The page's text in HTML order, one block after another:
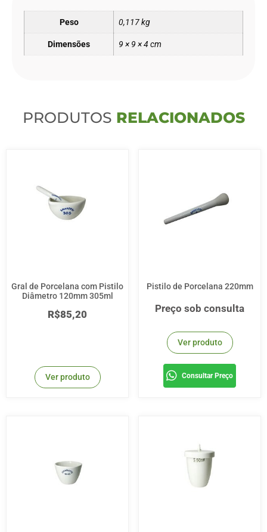
Peso 0,117 kg
Dimensões 9 × 9 × 4 cm
PRODUTOS RELACIONADOS
Gral de Porcelana com Pistilo
Diâmetro 120mm 305ml
R$85,20
Ver produto
Pistilo de Porcelana 220mm
Preço sob consulta
Ver produto
Consultar Preço